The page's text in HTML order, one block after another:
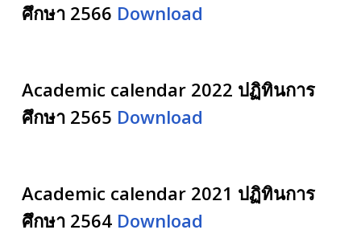
ศึกษา 2566 Download
Academic calendar 2022 ปฏิทินการ
ศึกษา 2565 Download
Academic calendar 2021 ปฏิทินการ
ศึกษา 2564 Download